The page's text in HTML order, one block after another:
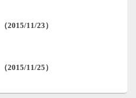
2015/11/23）
2015/11/25）